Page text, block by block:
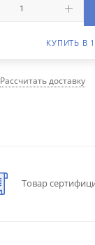
КУПИТЬ В
Рассчитать доставку
Товар